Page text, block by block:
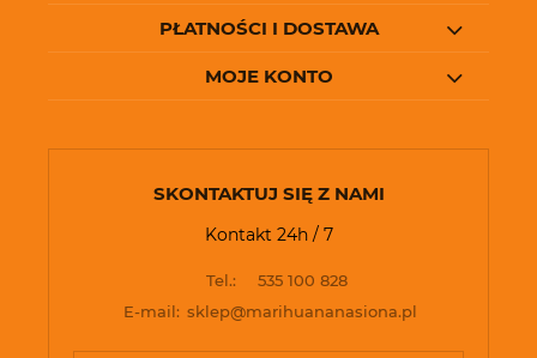
PŁATNOŚCI I DOSTAWA
MOJE KONTO
SKONTAKTUJ SIĘ Z NAMI
Kontakt 24h / 7
Tel.:
535 100 828
E-mail: sklep@marihuananasiona.pl